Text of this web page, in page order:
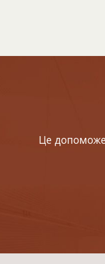
Це допоможе